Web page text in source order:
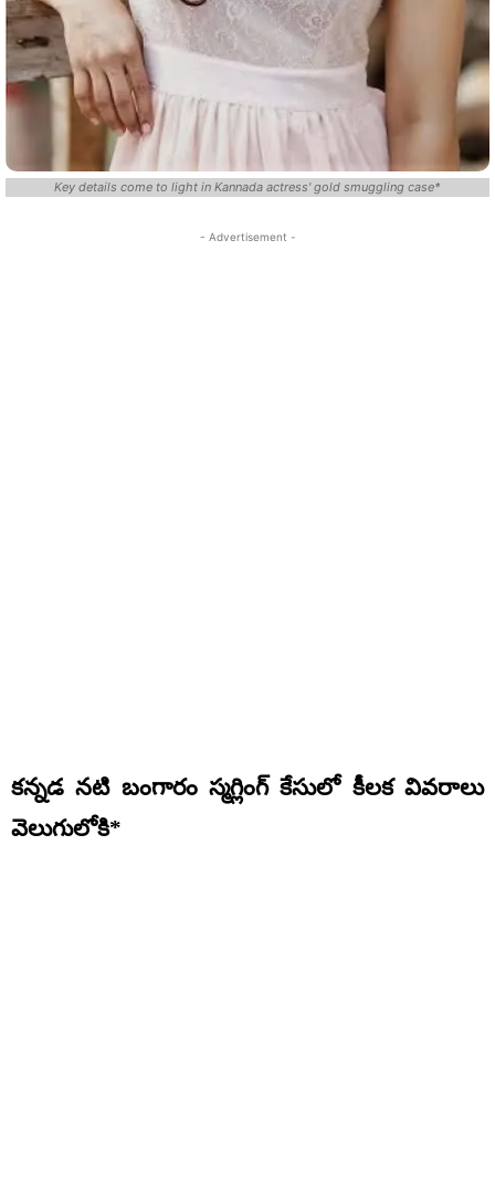
Key details come to light in Kannada actress' gold smuggling case*
- Advertisement -
కన్నడ నటి బంగారం స్మగ్లింగ్ కేసులో కీలక వివరాలు
వెలుగులోకి*